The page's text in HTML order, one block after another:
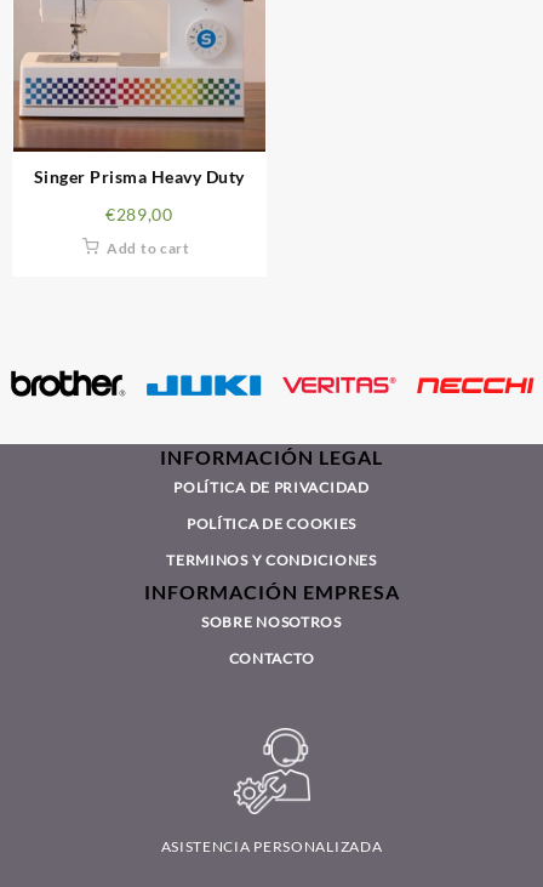
Singer Prisma Heavy Duty
€289,00
Add to cart
INFORMACIÓN LEGAL
POLÍTICA DE PRIVACIDAD
POLÍTICA DE COOKIES
TERMINOS Y CONDICIONES
INFORMACIÓN EMPRESA
SOBRE NOSOTROS
CONTACTO
ASISTENCIA PERSONALIZADA